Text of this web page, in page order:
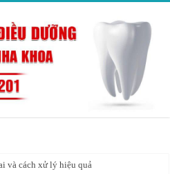
và cách xử lý hiệu quả